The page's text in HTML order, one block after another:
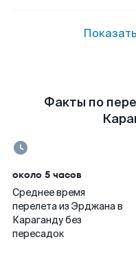
Факты по
около 5 часов
Среднее время
перелета из Эрджана в
Караганду без
пересадок